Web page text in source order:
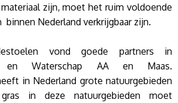
zijn, moet het ruim voldoende
binnen Nederland verkrijgbaar zijn.
vond goede partners in
en Waterschap AA en Maas.
in Nederland grote natuurgebieden
in deze natuurgebieden moet